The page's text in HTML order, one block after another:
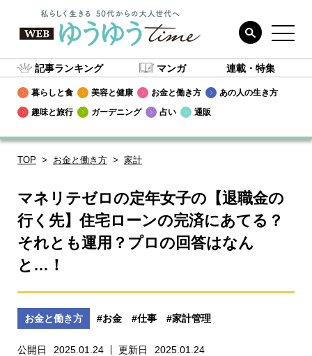
記事ランキング マンガ 連載・特集
暮らしと食 美容と健康 お金と働き方
あの人の生き方
趣味と旅行
ガーデニング 占い 通販
TOP お金と働き方 家計
マネリテゼロの定年女子の【退職金の
行く先】住宅ローンの完済にあてる？
それとも運用？プロの回答はなん
と…！
お金と働き方 #お金 #仕事 #家計管理
公開日 2025.01.24 更新日
2025.01.24